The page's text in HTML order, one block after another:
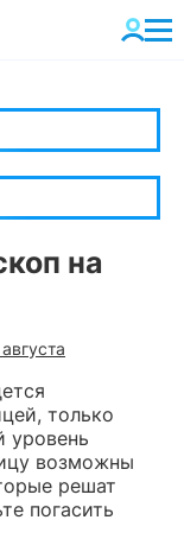
на
только
уровень
возможны
решат
погасить